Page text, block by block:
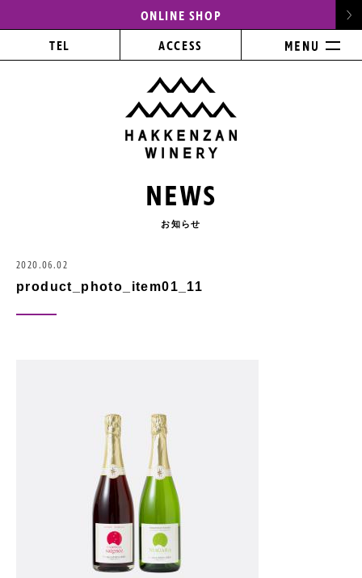
ONLINE SHOP
TEL ACCESS
NEWS
お知らせ
2020.06.02
product_photo_item01_11